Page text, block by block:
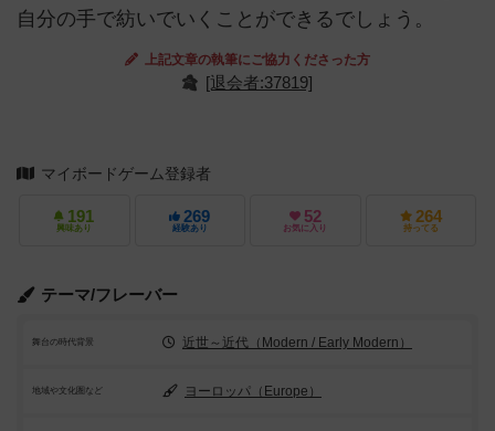
自分の手で紡いでいくことができるでしょう。
上記文章の執筆にご協力くださった方
[退会者:37819]
マイボードゲーム登録者
191
興味あり
269
経験あり
52
お気に入り
264
持ってる
テーマ/フレーバー
舞台の時代背景 近世～近代（Modern / Early Modern）
地域や文化圏など ヨーロッパ（Europe）